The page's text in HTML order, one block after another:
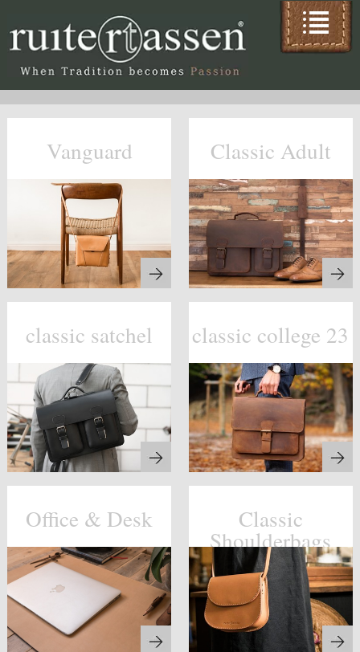
Vanguard Classic Adult
classic satchel classic college 23
Office & Desk Classic
Shoulderbags